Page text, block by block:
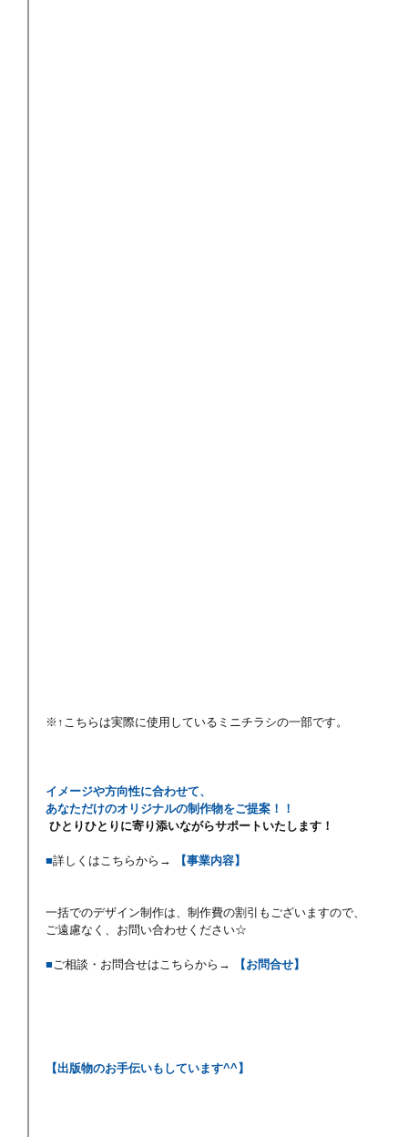
※↑こちらは実際に使用しているミニチラシの一部です。
イメージや方向性に合わせて、
あなただけのオリジナルの制作物をご提案！！
ひとりひとりに寄り添いながらサポートいたします！
■詳しくはこちらから→ 【事業内容】
一括でのデザイン制作は、制作費の割引もございますので、
ご遠慮なく、お問い合わせください☆
■ご相談・お問合せはこちらから→ 【お問合せ】
【出版物のお手伝いもしています^^】